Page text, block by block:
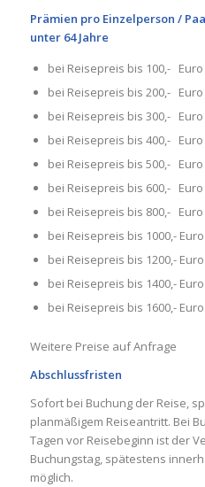
Prämien pro Einzelperson /
unter 64 Jahre
bei Reisepreis bis 100,-
bei Reisepreis bis 200,-
bei Reisepreis bis 300,-
bei Reisepreis bis 400,-
bei Reisepreis bis 500,-
bei Reisepreis bis 600,-
bei Reisepreis bis 800,-
bei Reisepreis bis 1000,-
bei Reisepreis bis 1200,-
bei Reisepreis bis 1400,-
bei Reisepreis bis 1600,-
Weitere Preise auf Anfrage
Abschlussfristen
Sofort bei Buchung der Reise,
planmäßigem Reiseantritt. Bei
Tagen vor Reisebeginn ist der
Buchungstag, spätestens
möglich.